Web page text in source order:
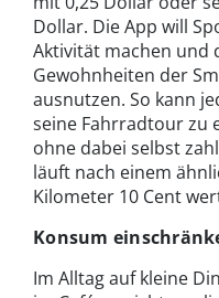
Dollar. Die App will
Aktivität machen und
Gewohnheiten der
ausnutzen. So kann
seine Fahrradtour zu
ohne dabei selbst
läuft nach einem
Kilometer 10 Cent
Konsum
Im Alltag auf kleine